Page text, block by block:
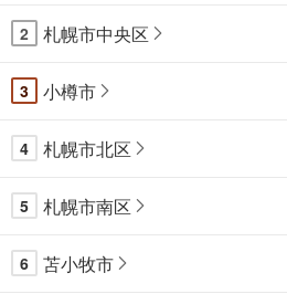
2 札幌市中央区
3 小樽市
4 札幌市北区
5 札幌市南区
6 苫小牧市